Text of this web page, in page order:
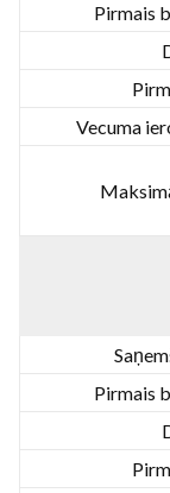
Pirmais
Vecuma
Pirmais